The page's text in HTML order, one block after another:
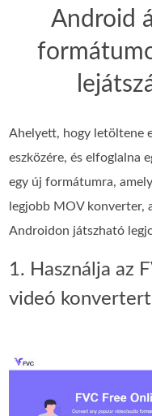
Android
Ahelyett, hogy letöltene
eszközére, és elfoglalna
egy új formátumra,
legjobb MOV konverter,
Androidon játszható
1. Használja az
videó konvertert